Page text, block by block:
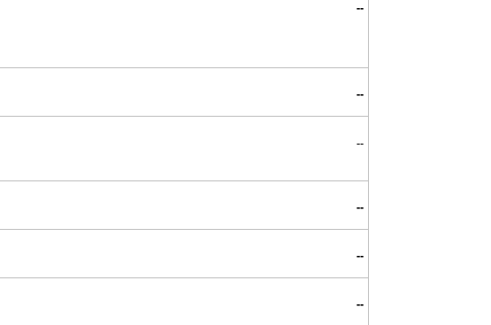
--
--
--
--
--
--